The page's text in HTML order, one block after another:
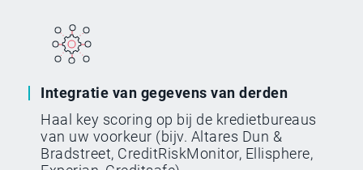
Integratie van gegevens van derden
Haal key scoring op bij de kredietbureaus
van uw voorkeur (bijv. Altares Dun &
Bradstreet, CreditRiskMonitor, Ellisphere,